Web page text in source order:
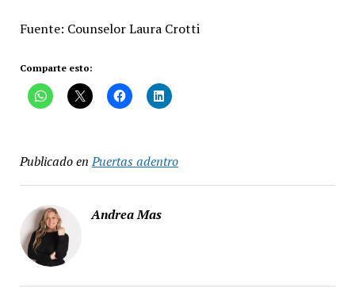
Fuente: Counselor Laura Crotti
Comparte esto:
Publicado en Puertas adentro
Andrea Mas